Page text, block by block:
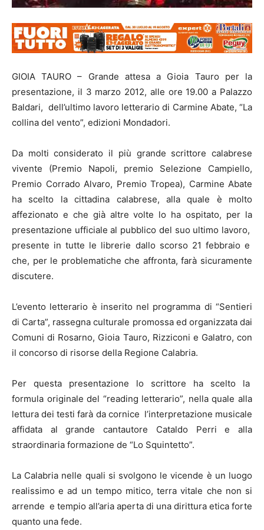
GIOIA TAURO – Grande attesa a Gioia Tauro per la
presentazione, il 3 marzo 2012, alle ore 19.00 a Palazzo
Baldari, dell’ultimo lavoro letterario di Carmine Abate, “La
collina del vento”, edizioni Mondadori.
Da molti considerato il più grande scrittore calabrese
vivente (Premio Napoli, premio Selezione Campiello,
Premio Corrado Alvaro, Premio Tropea), Carmine Abate
ha scelto la cittadina calabrese, alla quale è molto
affezionato e che già altre volte lo ha ospitato, per la
presentazione ufficiale al pubblico del suo ultimo lavoro,
presente in tutte le librerie dallo scorso 21 febbraio e
che, per le problematiche che affronta, farà sicuramente
discutere.
L’evento letterario è inserito nel programma di “Sentieri
di Carta”, rassegna culturale promossa ed organizzata dai
Comuni di Rosarno, Gioia Tauro, Rizziconi e Galatro, con
il concorso di risorse della Regione Calabria.
Per questa presentazione lo scrittore ha scelto la
formula originale del “reading letterario”, nella quale alla
lettura dei testi farà da cornice l’interpretazione musicale
affidata al grande cantautore Cataldo Perri e alla
straordinaria formazione de “Lo Squintetto”.
La Calabria nelle quali si svolgono le vicende è un luogo
realissimo e ad un tempo mitico, terra vitale che non si
arrende e tempio all’aria aperta di una dirittura etica forte
quanto una fede.